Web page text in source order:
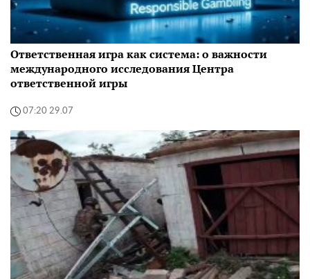
Ответственная игра как система: о важности
международного исследования Центра
ответственной игры
07:20 29.07